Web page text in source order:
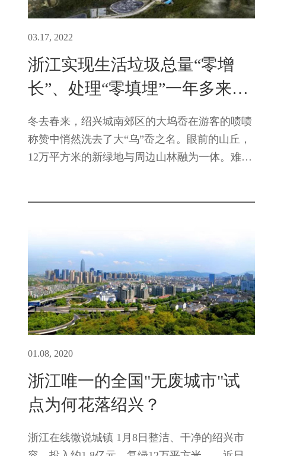
03.17, 2022
浙江实现生活垃圾总量“零增
长”、处理“零填埋”一年多来
——生活垃圾去哪了
冬去春来，绍兴城南郊区的大坞岙在游客的啧啧
称赞中悄然洗去了大“乌”岙之名。眼前的山丘，
12万平方米的新绿地与周边山林融为一体。难以
01.08, 2020
浙江唯一的全国"无废城市"试
点为何花落绍兴？
浙江在线微说城镇 1月8日整洁、干净的绍兴市